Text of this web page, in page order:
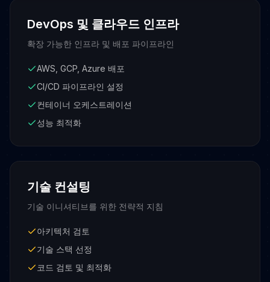
DevOps 및 클라우드 인프라
확장 가능한 인프라 및 배포 파이프라인
AWS, GCP, Azure 배포
CI/CD 파이프라인 설정
컨테이너 오케스트레이션
성능 최적화
기술 컨설팅
기술 이니셔티브를 위한 전략적 지침
아키텍처 검토
기술 스택 선정
코드 검토 및 최적화